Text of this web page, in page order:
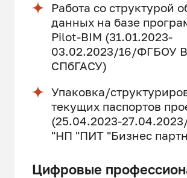
Работа со структурой
данных на базе
Pilot-BIM (31.01.2023-
03.02.2023/16/ФГБОУ
СПбГАСУ)
Упаковка/
текущих паспортов
(25.04.2023-
"НП "ПИТ "Бизнес
Цифровые